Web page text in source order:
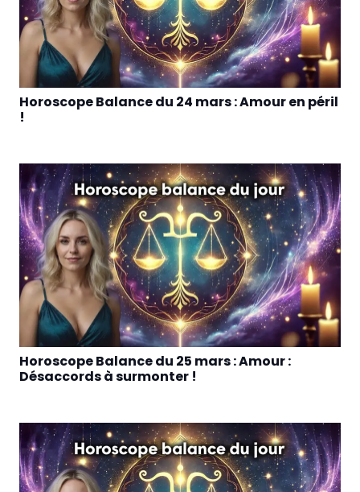
Horoscope Balance du 24 mars : Amour en péril
!
Horoscope Balance du 25 mars : Amour :
Désaccords à surmonter !